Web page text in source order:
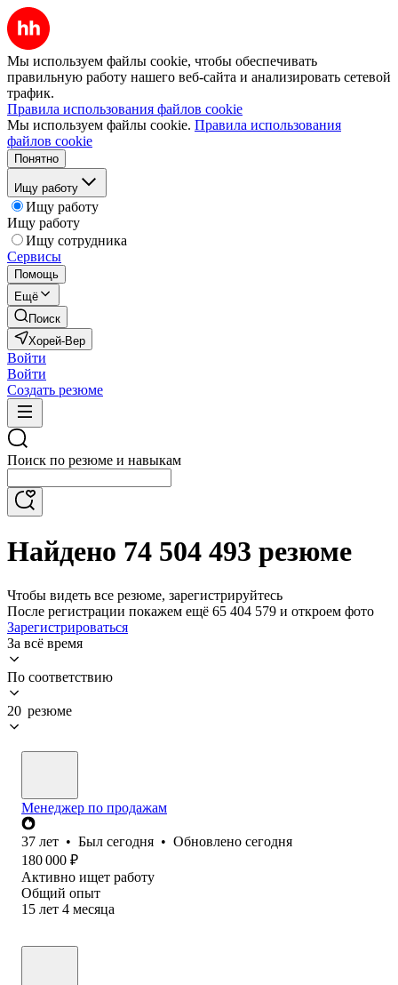
Мы используем файлы cookie, чтобы обеспечивать
правильную работу нашего веб-сайта и анализировать сетевой
трафик.
Правила использования файлов cookie
Мы используем файлы cookie. Правила использования
файлов cookie
Понятно
Ищу работу
Ищу работу
Ищу работу
Ищу сотрудника
Сервисы
Помощь
Ещё
Поиск
Хорей-Вер
Войти
Войти
Создать резюме
Поиск по резюме и навыкам
Найдено 74 504 493 резюме
Чтобы видеть все резюме, зарегистрируйтесь
После регистрации покажем ещё 65 404 579 и откроем фото
Зарегистрироваться
За всё время
По соответствию
20 резюме
Менеджер по продажам
37 лет • Был сегодня • Обновлено сегодня
180 000 ₽
Активно ищет работу
Общий опыт
15 лет 4 месяца